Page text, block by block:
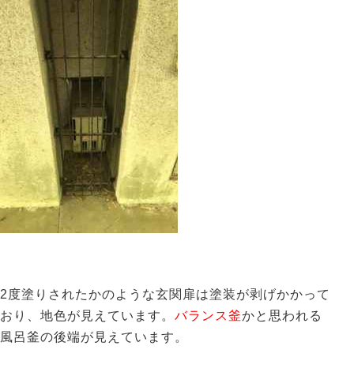
2度塗りされたかのような玄関扉は塗装が剥げかかって
おり、地色が見えています。 バランス釜かと思われる
風呂釜の後端が見えています。